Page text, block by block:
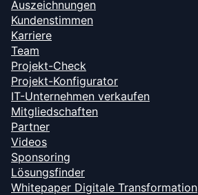
Auszeichnungen
Kundenstimmen
Karriere
Team
Projekt-Check
Projekt-Konfigurator
IT-Unternehmen verkaufen
Mitgliedschaften
Partner
Videos
Sponsoring
Lösungsfinder
Whitepaper Digitale Transformation